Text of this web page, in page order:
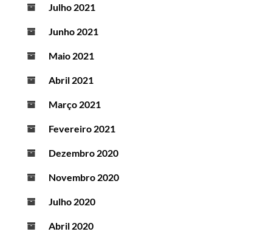
Julho 2021
Junho 2021
Maio 2021
Abril 2021
Março 2021
Fevereiro 2021
Dezembro 2020
Novembro 2020
Julho 2020
Abril 2020